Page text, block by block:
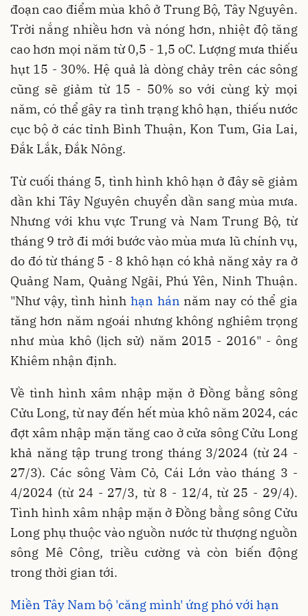
đoạn cao điểm mùa khô ở Trung Bộ, Tây Nguyên.
Trời nắng nhiều hơn và nóng hơn, nhiệt độ tăng
cao hơn mọi năm từ 0,5 - 1,5 oC. Lượng mưa thiếu
hụt 15 - 30%. Hệ quả là dòng chảy trên các sông
cũng sẽ giảm từ 15 - 50% so với cùng kỳ mọi
năm, có thể gây ra tình trạng khô hạn, thiếu nước
cục bộ ở các tỉnh Bình Thuận, Kon Tum, Gia Lai,
Đắk Lắk, Đắk Nông.
Từ cuối tháng 5, tình hình khô hạn ở đây sẽ giảm
dần khi Tây Nguyên chuyển dần sang mùa mưa.
Nhưng với khu vực Trung và Nam Trung Bộ, từ
tháng 9 trở đi mới bước vào mùa mưa lũ chính vụ,
do đó từ tháng 5 - 8 khô hạn có khả năng xảy ra ở
Quảng Nam, Quảng Ngãi, Phú Yên, Ninh Thuận.
"Như vậy, tình hình hạn hán năm nay có thể gia
tăng hơn năm ngoái nhưng không nghiêm trọng
như mùa khô (lịch sử) năm 2015 - 2016" - ông
Khiêm nhận định.
Về tình hình xâm nhập mặn ở Đồng bằng sông
Cửu Long, từ nay đến hết mùa khô năm 2024, các
đợt xâm nhập mặn tăng cao ở cửa sông Cửu Long
khả năng tập trung trong tháng 3/2024 (từ 24 -
27/3). Các sông Vàm Cỏ, Cái Lớn vào tháng 3 -
4/2024 (từ 24 - 27/3, từ 8 - 12/4, từ 25 - 29/4).
Tình hình xâm nhập mặn ở Đồng bằng sông Cửu
Long phụ thuộc vào nguồn nước từ thượng nguồn
sông Mê Công, triều cường và còn biến động
trong thời gian tới.
Miền Tây Nam bộ 'căng mình' ứng phó với hạn